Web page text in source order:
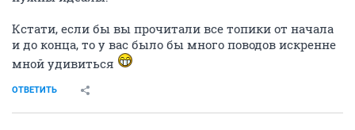
Кстати, если бы вы прочитали все топики от начала
и до конца, то у вас было бы много поводов искренне
мной удивиться
ОТВЕТИТЬ